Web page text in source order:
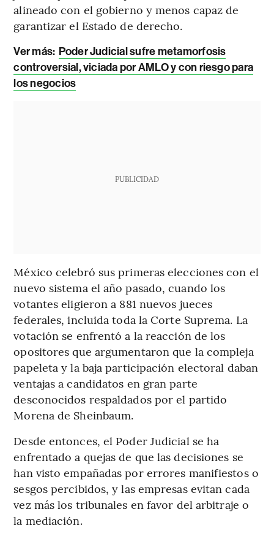
alineado con el gobierno y menos capaz de
garantizar el Estado de derecho.
Ver más: Poder Judicial sufre metamorfosis
controversial, viciada por AMLO y con riesgo para
los negocios
PUBLICIDAD
México celebró sus primeras elecciones con el
nuevo sistema el año pasado, cuando los
votantes eligieron a 881 nuevos jueces
federales, incluida toda la Corte Suprema. La
votación se enfrentó a la reacción de los
opositores que argumentaron que la compleja
papeleta y la baja participación electoral daban
ventajas a candidatos en gran parte
desconocidos respaldados por el partido
Morena de Sheinbaum.
Desde entonces, el Poder Judicial se ha
enfrentado a quejas de que las decisiones se
han visto empañadas por errores manifiestos o
sesgos percibidos, y las empresas evitan cada
vez más los tribunales en favor del arbitraje o
la mediación.